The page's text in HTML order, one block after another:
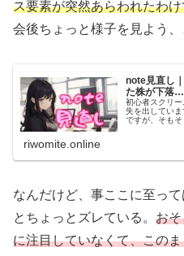
ス要素が突然あらわれたわ
会後ちょっと様子を見よう、
note見直し
た株が下落
初心者スクリ
失を出してい
ですが、そもそ
riwomite.online
なんだけど、事ここに至っ
とちょっとズレている。 お
に注目していなくて、この